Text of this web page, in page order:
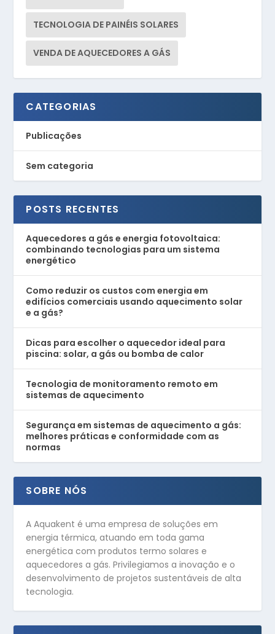
TECNOLOGIA DE PAINÉIS SOLARES
VENDA DE AQUECEDORES A GÁS
CATEGORIAS
Publicações
Sem categoria
POSTS RECENTES
Aquecedores a gás e energia fotovoltaica:
combinando tecnologias para um sistema
energético
Como reduzir os custos com energia em
edifícios comerciais usando aquecimento solar
e a gás?
Dicas para escolher o aquecedor ideal para
piscina: solar, a gás ou bomba de calor
Tecnologia de monitoramento remoto em
sistemas de aquecimento
Segurança em sistemas de aquecimento a gás:
melhores práticas e conformidade com as
normas
SOBRE NÓS
A Aquakent é uma empresa de soluções em
energia térmica, atuando em toda gama
energética com produtos termo solares e
aquecedores a gás. Privilegiamos a inovação e o
desenvolvimento de projetos sustentáveis de alta
tecnologia.